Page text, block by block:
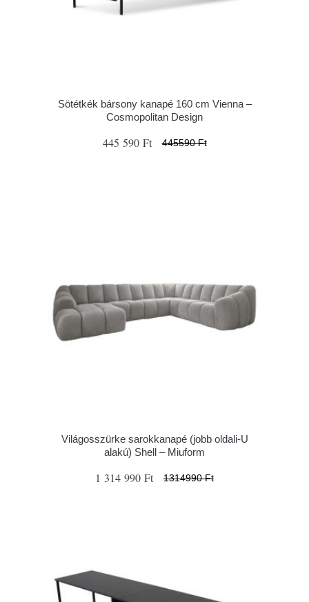
Sötétkék bársony kanapé 160 cm Vienna –
Cosmopolitan Design
445 590 Ft 445590 Ft
Világosszürke sarokkanapé (jobb oldali-U
alakú) Shell – Miuform
1 314 990 Ft 1314990 Ft